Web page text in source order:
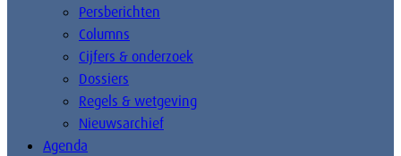
Persberichten
Columns
Cijfers & onderzoek
Dossiers
Regels & wetgeving
Nieuwsarchief
Agenda